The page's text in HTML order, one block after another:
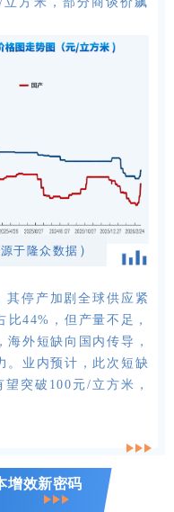
源于隆众数据 ）
停产加剧全球供应紧
44%，但产量不足，
外短缺向国内传导，
。业内预计，此次短缺
突破100元/立方米，
增效新密码